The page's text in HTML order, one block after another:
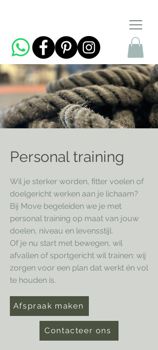
Personal training
Wil je sterker worden, fitter voelen of
doelgericht werken aan je lichaam?
Bij Move begeleiden we je met
personal training op maat van jouw
doelen, niveau en levensstijl.
Of je nu start met bewegen, wil
afvallen of sportgericht wil trainen: wij
zorgen voor een plan dat werkt én vol
te houden is.
Afspraak maken
Contacteer ons